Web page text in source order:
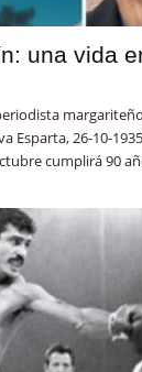
una vida
Esparta, 26-10-
cumplirá 90